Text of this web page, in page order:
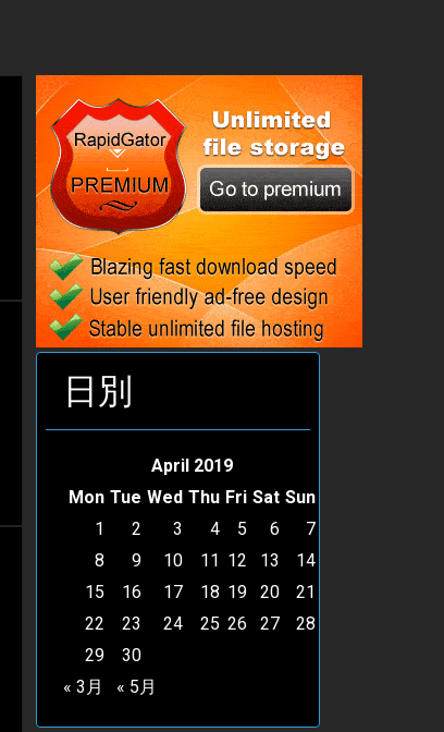
日別
April 2019
Mon Tue Wed Thu Fri Sat Sun
1
2 3 4 5 6
7
8
9 10 11 12 13
14
15
16 17 18 19 20
21
22
23 24 25 26 27
28
29
30
« 3月
« 5月